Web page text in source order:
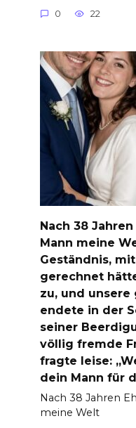
0 22
Nach 38
Mann meine
Geständnis,
gerechnet
zu, und
endete in der
seiner
völlig fremde
fragte leise:
dein Mann für
Nach 38 Jahren
meine Welt